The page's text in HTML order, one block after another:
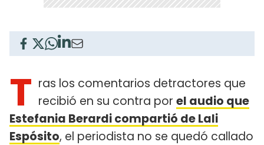
T ras los comentarios detractores que
recibió en su contra por el audio que
Estefania Berardi compartió de Lali
Espósito, el periodista no se quedó callado